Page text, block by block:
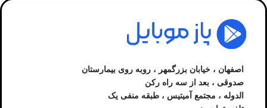
اصفهان ، خیابان بزرگمهر ، روبه روی بیمارستان
صدوقی ، بعد از سه راه رکن
الدوله ، مجتمع آمیتیس ، طبقه منفی یک